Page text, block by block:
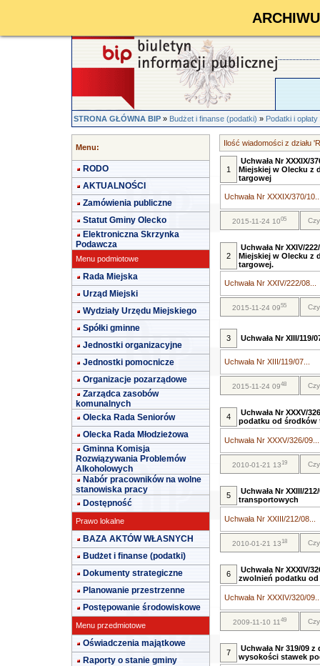
STRONA GŁÓWNA BIP»Budżet i finanse (podatki)»Podatki i
Menu:
RODO
AKTUALNOŚCI
Zamówienia publiczne
Statut Gminy Olecko
Elektroniczna Skrzynka
Podawcza
Menu podmiotowe
Rada Miejska
Urząd Miejski
Wydziały Urzędu Miejskiego
Spółki gminne
Jednostki organizacyjne
Jednostki pomocnicze
Organizacje pozarządowe
Zarządca zasobów
komunalnych
Olecka Rada Seniorów
Olecka Rada Młodzieżowa
Gminna Komisja
Rozwiązywania Problemów
Alkoholowych
Nabór pracowników na wolne
stanowiska pracy
Dostępność
Prawo lokalne
BAZA AKTÓW WŁASNYCH
Budżet i finanse (podatki)
Dokumenty strategiczne
Planowanie przestrzenne
Postępowanie środowiskowe
Menu przedmiotowe
Oświadczenia majątkowe
Raporty o stanie gminy
Ilość wiadomości z działu
1
Uchwała Nr XXXIX/
Miejskiej w Olecku z
targowej
Uchwała Nr XXXIX/370/
2015-11-24 1005
2
Uchwała Nr XXIV/
Miejskiej w Olecku z
targowej.
Uchwała Nr XXIV/222/08...
2015-11-24 0955
3 Uchwała Nr XIII/119/
Uchwała Nr XIII/119/07...
2015-11-24 0948
4
Uchwała Nr XXXV/
podatku od środków
Uchwała Nr XXXV/326/09...
2010-01-21 1319
5
Uchwała Nr XXIII/
transportowych
Uchwała Nr XXIII/212/08...
2010-01-21 1318
6
Uchwała Nr XXXIV/
zwolnień podatku
Uchwała Nr XXXIV/320/
2009-11-10 1149
7
Uchwała Nr 319/09
wysokości stawek